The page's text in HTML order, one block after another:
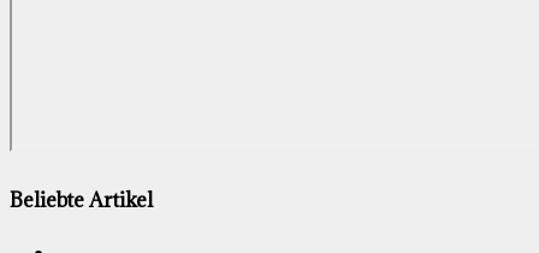
Beliebte Artikel